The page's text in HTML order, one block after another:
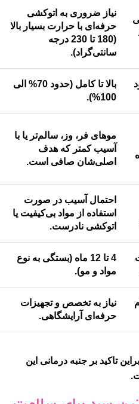
نیاز ضروری به اتوکشی
حرفه‌ای با حرارت بسیار بالا
(180 تا 230 درجه
سانتی‌گراد).
بالا تا کامل (حدود 70% الی
100%).
موهای فر، وز، سالم‌تر یا با
آسیب کمتر که هدف
اصلی‌شان صافی است.
احتمال آسیب در صورت
استفاده از مواد بی‌کیفیت یا
اتوکشی نادرست.
4 تا 12 ماه (بستگی به نوع
مواد و مو).
نیاز به تخصص و تجهیزات
حرفه‌ای آرایشگاهی.
تاکید بر جنبه درمانی این